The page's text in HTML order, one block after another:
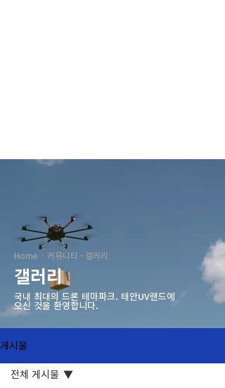
Home · 커뮤니티 · 갤러리
갤러리
국내 최대의 드론 테마파크. ​태안UV랜드에
오신 것을 환영합니다.
게시물
전체 게시물